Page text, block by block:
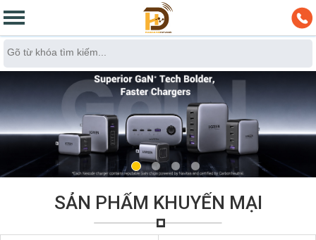
SẢN PHẨM KHUYẾN MẠI